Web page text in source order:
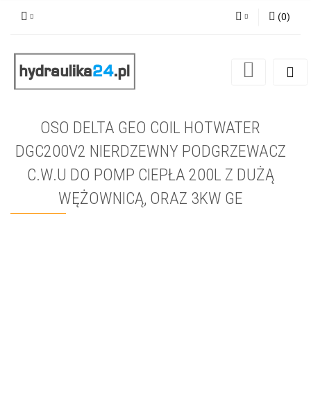
Zarejestruj się
(0)
OSO DELTA GEO COIL HOTWATER
DGC200V2 NIERDZEWNY PODGRZEWACZ
C.W.U DO POMP CIEPŁA 200L Z DUŻĄ
WĘŻOWNICĄ, ORAZ 3KW GE